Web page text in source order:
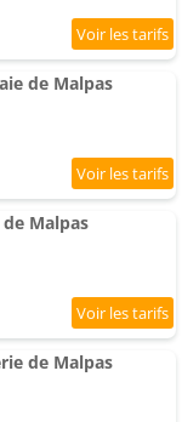
de Malpas
Malpas
de Malpas